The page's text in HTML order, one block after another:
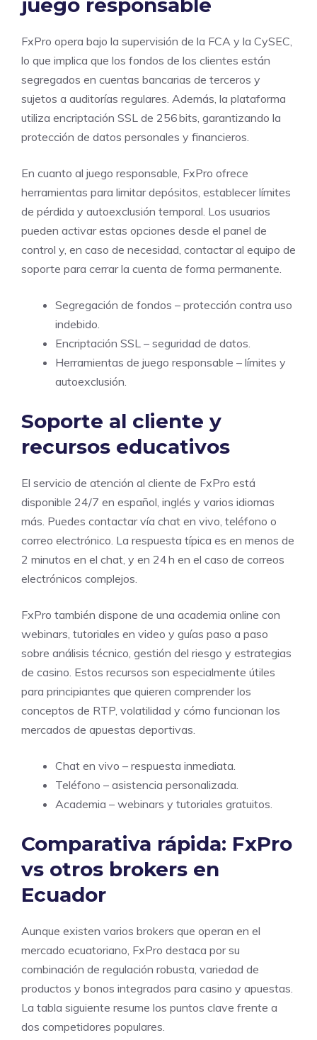
juego responsable
FxPro opera bajo la supervisión de la FCA y la CySEC,
lo que implica que los fondos de los clientes están
segregados en cuentas bancarias de terceros y
sujetos a auditorías regulares. Además, la plataforma
utiliza encriptación SSL de 256 bits, garantizando la
protección de datos personales y financieros.
En cuanto al juego responsable, FxPro ofrece
herramientas para limitar depósitos, establecer límites
de pérdida y autoexclusión temporal. Los usuarios
pueden activar estas opciones desde el panel de
control y, en caso de necesidad, contactar al equipo de
soporte para cerrar la cuenta de forma permanente.
Segregación de fondos – protección contra uso
indebido.
Encriptación SSL – seguridad de datos.
Herramientas de juego responsable – límites y
autoexclusión.
Soporte al cliente y
recursos educativos
El servicio de atención al cliente de FxPro está
disponible 24/7 en español, inglés y varios idiomas
más. Puedes contactar vía chat en vivo, teléfono o
correo electrónico. La respuesta típica es en menos de
2 minutos en el chat, y en 24 h en el caso de correos
electrónicos complejos.
FxPro también dispone de una academia online con
webinars, tutoriales en video y guías paso a paso
sobre análisis técnico, gestión del riesgo y estrategias
de casino. Estos recursos son especialmente útiles
para principiantes que quieren comprender los
conceptos de RTP, volatilidad y cómo funcionan los
mercados de apuestas deportivas.
Chat en vivo – respuesta inmediata.
Teléfono – asistencia personalizada.
Academia – webinars y tutoriales gratuitos.
Comparativa rápida: FxPro
vs otros brokers en
Ecuador
Aunque existen varios brokers que operan en el
mercado ecuatoriano, FxPro destaca por su
combinación de regulación robusta, variedad de
productos y bonos integrados para casino y apuestas.
La tabla siguiente resume los puntos clave frente a
dos competidores populares.